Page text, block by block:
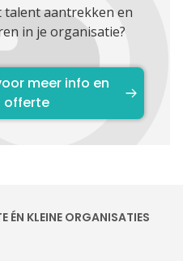
aantrekken en
in je organisatie?
meer info en
offerte
ÉN KLEINE ORGANISATIES